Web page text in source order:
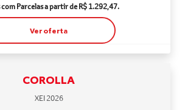
com Parcelas a partir de R$ 1.292,47.
Ver oferta
COROLLA
XEI 2026